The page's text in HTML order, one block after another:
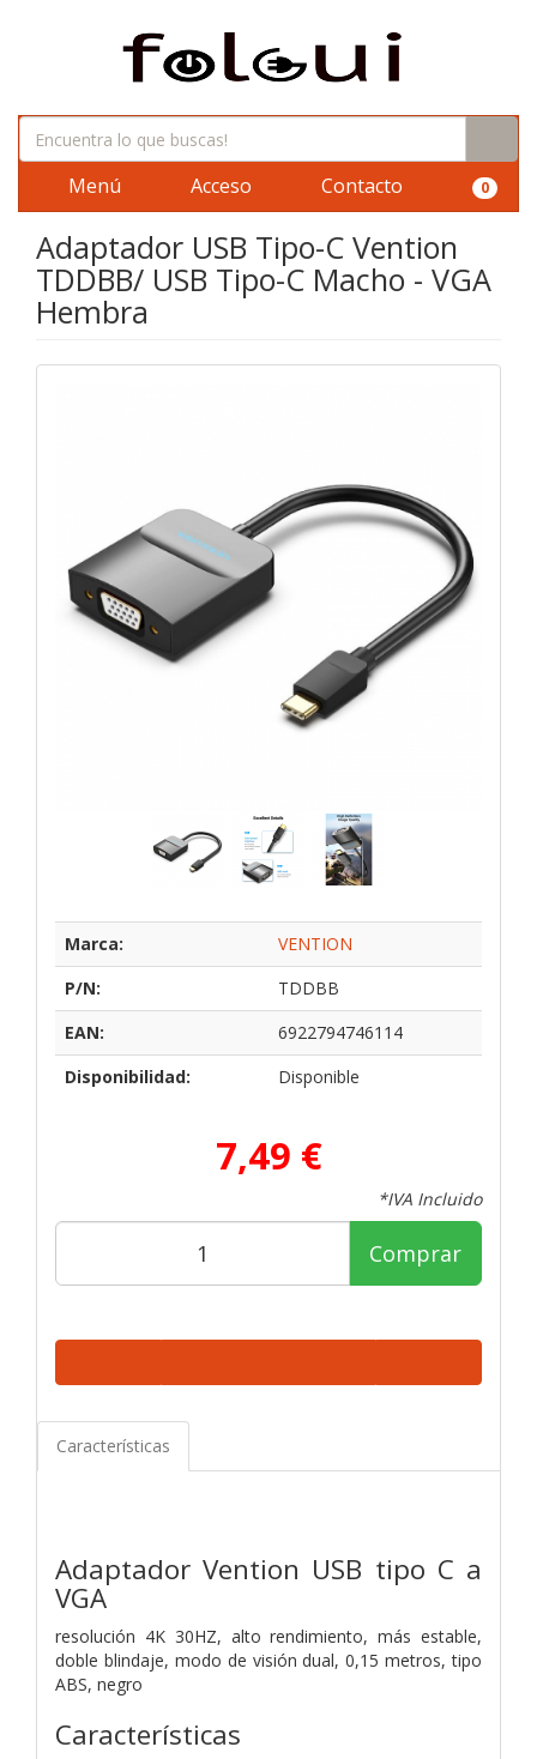
Menú Acceso Contacto 0
Adaptador USB Tipo-C Vention
TDDBB/ USB Tipo-C Macho - VGA
Hembra
Marca:
VENTION
P/N:
TDDBB
EAN:
6922794746114
Disponibilidad:
Disponible
7,49 €
*IVA Incluido
Comprar
Características
Adaptador Vention USB tipo C a
VGA
resolución 4K 30HZ, alto rendimiento, más estable,
doble blindaje, modo de visión dual, 0,15 metros, tipo
ABS, negro
Características